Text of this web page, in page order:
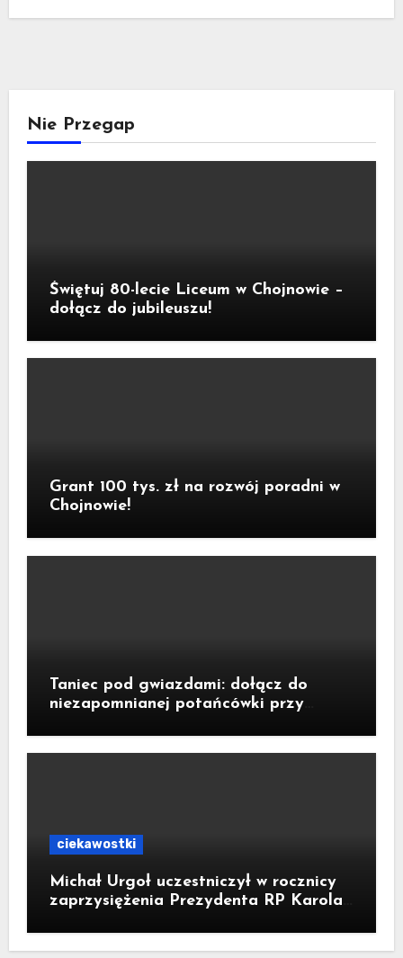
Nie Przegap
Świętuj 80-lecie Liceum w Chojnowie –
dołącz do jubileuszu!
Grant 100 tys. zł na rozwój poradni w
Chojnowie!
Taniec pod gwiazdami: dołącz do
niezapomnianej potańcówki przy
ciekawostki
Michał Urgoł uczestniczył w rocznicy
zaprzysiężenia Prezydenta RP Karola